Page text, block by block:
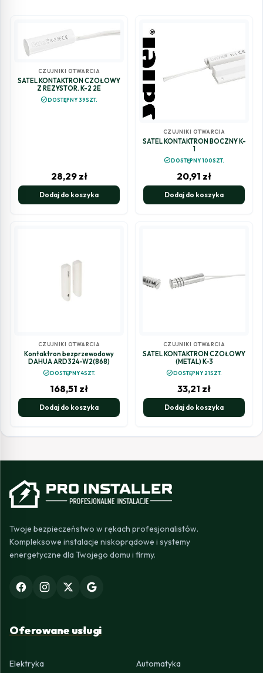
CZUJNIKI OTWARCIA
SATEL KONTAKTRON CZOŁOWY
Z REZYSTOR. K-2 2E
check_circleDOSTĘPNY 39SZT.
28,29 zł
Dodaj do koszyka
CZUJNIKI OTWARCIA
SATEL KONTAKTRON BOCZNY K-
1
check_circleDOSTĘPNY 100SZT.
20,91 zł
Dodaj do koszyka
CZUJNIKI OTWARCIA
Kontaktron bezprzewodowy
DAHUA ARD324-W2(868)
check_circleDOSTĘPNY 4SZT.
168,51 zł
Dodaj do koszyka
CZUJNIKI OTWARCIA
SATEL KONTAKTRON CZOŁOWY
(METAL) K-3
check_circleDOSTĘPNY 21SZT.
33,21 zł
Dodaj do koszyka
Twoje bezpieczeństwo w rękach profesjonalistów.
Kompleksowe instalacje niskoprądowe i systemy
energetyczne dla Twojego domu i firmy.
Oferowane usługi
Elektryka
Automatyka